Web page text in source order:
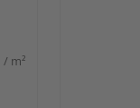
/ m²